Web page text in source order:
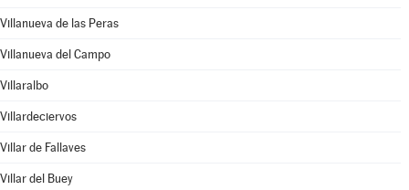
Villanueva de las Peras
Villanueva del Campo
Villaralbo
Villardeciervos
Villar de Fallaves
Villar del Buey